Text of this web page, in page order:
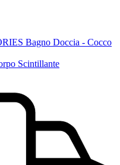
Bagno Doccia - Cocco
Scintillante